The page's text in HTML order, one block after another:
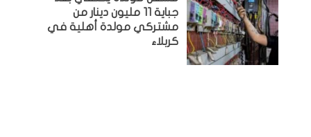
جباية 11 مليون دينار من
مشتركي مولدة أهلية في
كربلاء